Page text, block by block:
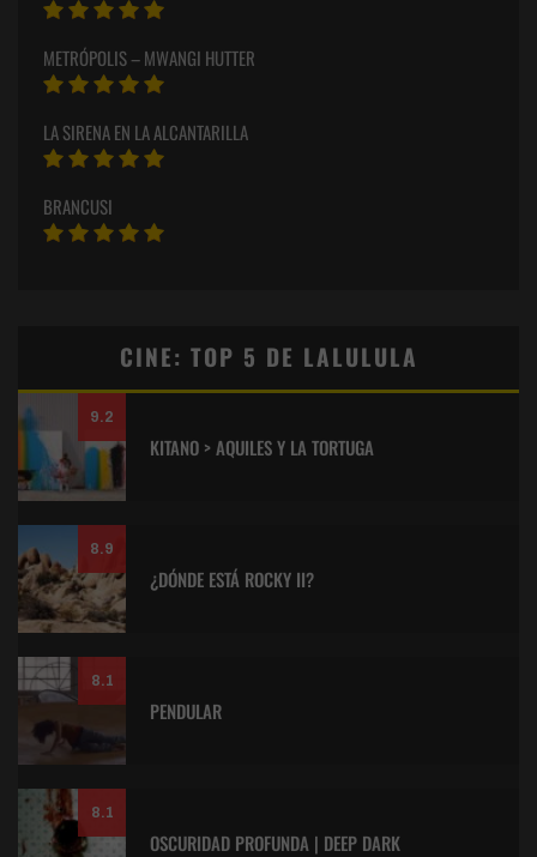
METRÓPOLIS – MWANGI HUTTER
LA SIRENA EN LA ALCANTARILLA
BRANCUSI
CINE: TOP 5 DE LALULULA
9.2
KITANO > AQUILES Y LA TORTUGA
8.9
¿DÓNDE ESTÁ ROCKY II?
8.1
PENDULAR
8.1
OSCURIDAD PROFUNDA | DEEP DARK